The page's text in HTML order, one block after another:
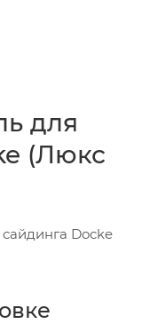
для
(Люкс
Docke